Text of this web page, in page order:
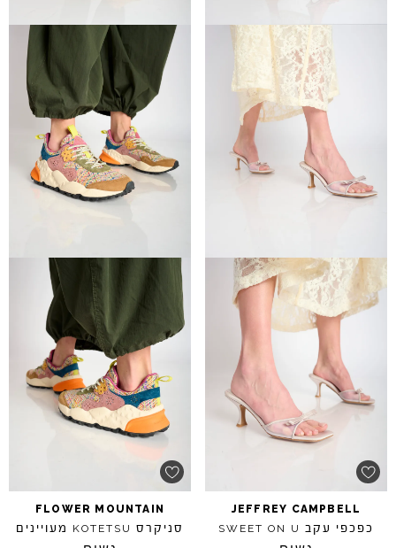
JEFFREY CAMPBELL
כפכפי עקב SWEET ON U
FLOWER MOUNTAIN
סניקרס KOTETSU מעויינים